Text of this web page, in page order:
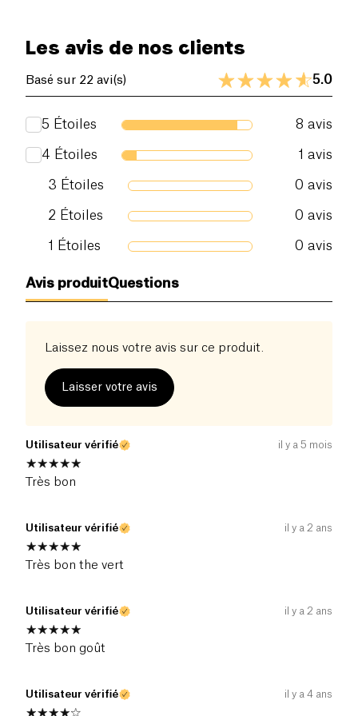
Les avis de nos clients
Basé sur 22 avi(s) 5.0
5 Étoiles 8 avis
4 Étoiles 1 avis
3 Étoiles 0 avis
2 Étoiles 0 avis
1 Étoiles 0 avis
Avis produitQuestions
Laissez nous votre avis sur ce produit.
Laisser votre avis
Utilisateur vérifié il y a 5 mois
Très bon
Utilisateur vérifié il y a 2 ans
Très bon the vert
Utilisateur vérifié il y a 2 ans
Très bon goût
Utilisateur vérifié il y a 4 ans